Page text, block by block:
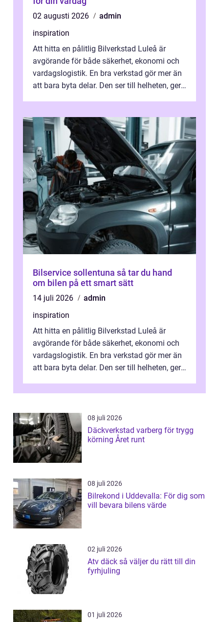
02 augusti 2026
admin
inspiration
Att hitta en pålitlig Bilverkstad Luleå är
avgörande för både säkerhet, ekonomi och
vardagslogistik. En bra verkstad gör mer än
att bara byta delar. Den ser till helheten, ger
Bilservice sollentuna så tar du hand
om bilen på ett smart sätt
14 juli 2026
admin
inspiration
Att hitta en pålitlig Bilverkstad Luleå är
avgörande för både säkerhet, ekonomi och
vardagslogistik. En bra verkstad gör mer än
att bara byta delar. Den ser till helheten, ger
08 juli 2026
Däckverkstad varberg för trygg
körning Året runt
08 juli 2026
Bilrekond i Uddevalla: För dig som
vill bevara bilens värde
02 juli 2026
Atv däck så väljer du rätt till din
fyrhjuling
01 juli 2026